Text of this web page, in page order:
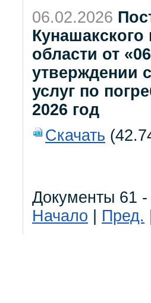
06.02.2026
области от
утверждении
услуг по
2026 год
Скачать
Документы 61 -
Начало
Пред.